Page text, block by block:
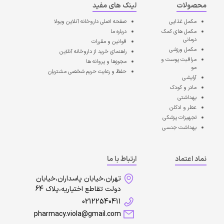
محصولات
مکمل غذایی
مکمل های کمک
درمانی
مکمل ورزشی
مراقبت پوست و
مو
آرایشی
مادر و کودک
بهداشتی
عطر و ادکلن
تجهیزات پزشکی
بهداشت جنسی
لینک های مفید
صفحه اصلیداروخانه آنلاین ویولا
درباره ما
قوانین و مقررات
راهنمای خرید از داروخانه آنلاین
مجوزها و پروانه ها
حفظ و رعایت حریم شخصی مشتریان
نماد اعتماد
ارتباط با ما
تهران،خیابان پاسداران،خیابان
دولت تقاطع اختیاریه،پلاک 64
02122540411
pharmacy.viola@gmail.com